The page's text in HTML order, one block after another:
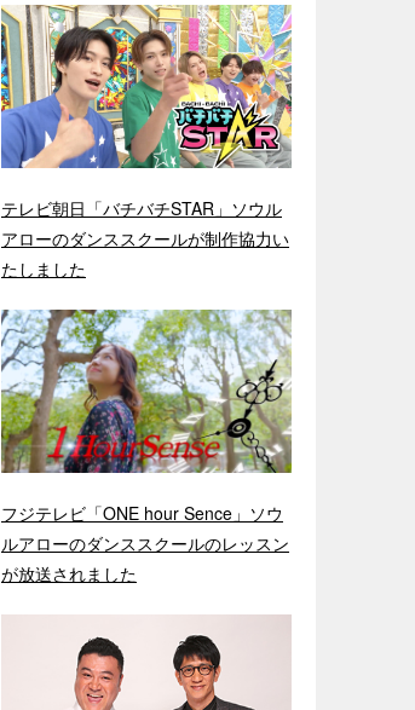
テレビ朝日「バチバチSTAR」ソウル
アローのダンススクールが制作協力い
たしました
フジテレビ「ONE hour Sence」ソウ
ルアローのダンススクールのレッスン
が放送されました